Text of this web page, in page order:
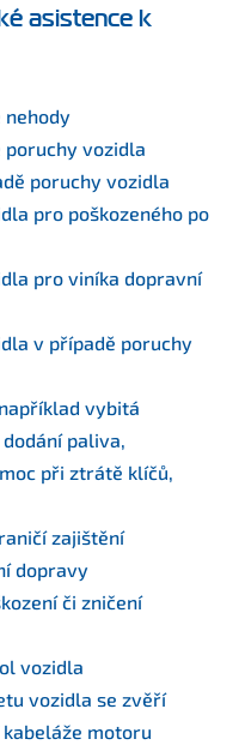
asistence k
nehody
poruchy vozidla
poruchy vozidla
pro poškozeného po
pro viníka dopravní
v případě poruchy
vybitá
paliva,
při ztrátě klíčů,
zajištění
dopravy
či zničení
vozidla
vozidla se zvěří
motoru